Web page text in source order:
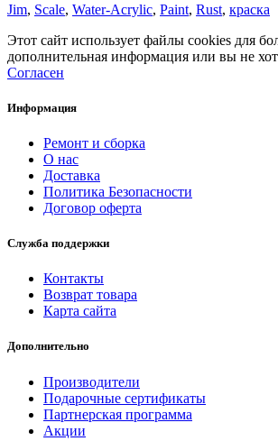
Jim, Scale, Water-Acrylic, Paint, Rust, краска
Этот сайт использует файлы cookies для
дополнительная информация или вы не
Согласен
Информация
Ремонт и сборка
О нас
Доставка
Политика Безопасности
Договор оферта
Служба поддержки
Контакты
Возврат товара
Карта сайта
Дополнительно
Производители
Подарочные сертификаты
Партнерская программа
Акции